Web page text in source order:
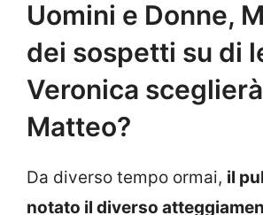
Uomini e Donne,
dei sospetti su di
Veronica sceglierà
Matteo?
Da diverso tempo ormai, il
notato il diverso